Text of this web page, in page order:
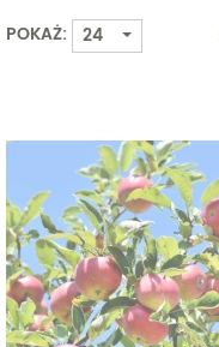
LISTOPAD
POKAŻ: 24